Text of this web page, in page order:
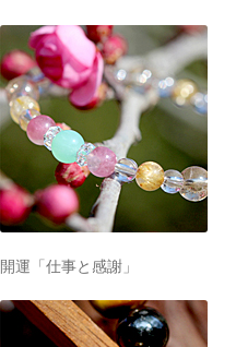
開運「仕事と感謝」